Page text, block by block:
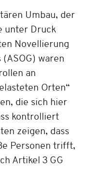
Umbau, der
unter Druck
Novellierung
waren
an
Orten“
die sich hier
kontrolliert
zeigen, dass
Personen trifft,
Artikel 3 GG